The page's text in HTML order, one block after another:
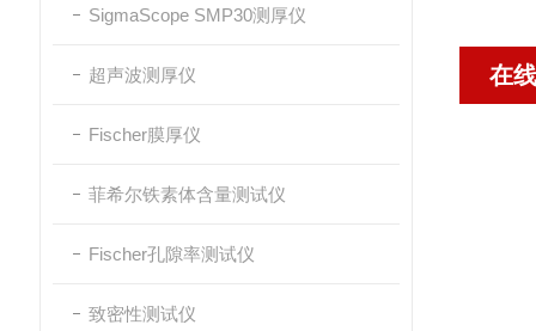
SigmaScope SMP30测厚仪
超声波测厚仪
Fischer膜厚仪
菲希尔铁素体含量测试仪
Fischer孔隙率测试仪
致密性测试仪
在